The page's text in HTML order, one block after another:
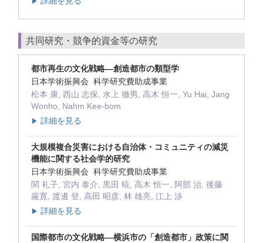
共同研究・競争的資金等の研究
都市再生の文化戦略―創造都市の類型学
日本学術振興会 科学研究費助成事業
松本 康, 西山 志保, 水上 徹男, 高木 恒一, Yu Hai, Jang
Wonho, Nahm Kee-bom
▶ 詳細を見る
大規模複合災害における自治体・コミュニティの減災
機能に関する社会学的研究
日本学術振興会 科学研究費助成事業
関 礼子, 宮内 泰介, 黒田 暁, 高木 恒一, 阿部 治, 後藤
厳寛, 渡邊 登, 高田 昭彦, 林 雄亮, 江上 渉
▶ 詳細を見る
国際都市の文化戦略―横浜市の「創造都市」政策に関